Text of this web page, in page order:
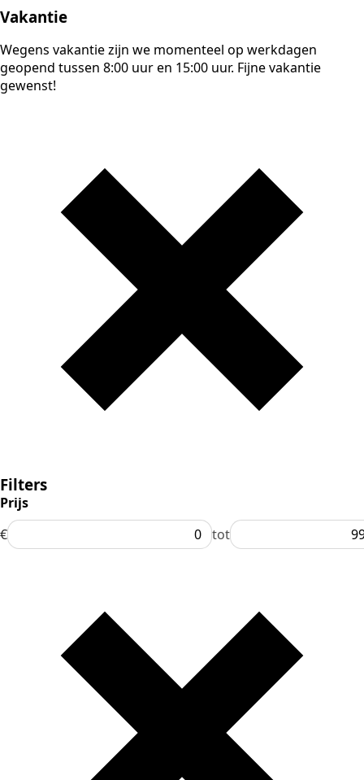
Vakantie
Wegens vakantie zijn we momenteel op werkdagen
geopend tussen 8:00 uur en 15:00 uur. Fijne vakantie
gewenst!
Filters
Prijs
€
tot